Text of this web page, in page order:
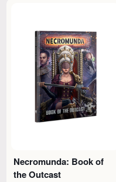
Necromunda: Book of
the Outcast